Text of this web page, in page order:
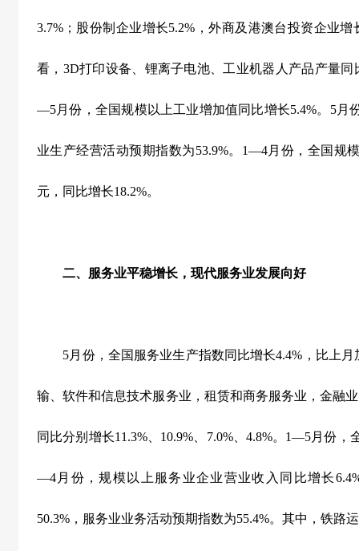
3.7% ；股份制企业增长5.2% ，外商及港澳台投资企业增
看， 3D打印设备、锂离子电池、工业机器人产品产量同
—5月份，全国规模以上工业增加值同比增长5.4%。 5月
业生产经营活动预期指数为53.9%。 1—4月份，全国规
元，同比增长18.2%。
二、服务业平稳增长，现代服务业发展向好
5月份，全国服务业生产指数同比增长4.4% ，比上月
输、软件和信息技术服务业，租赁和商务服务业，金融
同比分别增长11.3%、 10.9% 7.0%、 4.8%。 1—5月份，
—4 月份，规模以上服务业企业营业收入同比增长
50.3% ，服务业业务活动预期指数为55.4%。其中，铁路